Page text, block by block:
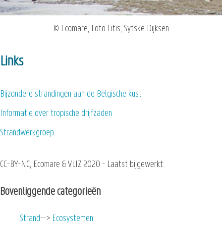
© Ecomare, Foto Fitis, Sytske Dijksen
Links
Bijzondere strandingen aan de Belgische kust
Informatie over tropische drijfzaden
Strandwerkgroep
CC-BY-NC, Ecomare & VLIZ 2020 - Laatst bijgewerkt:
Bovenliggende categorieën
Strand Ecosystemen